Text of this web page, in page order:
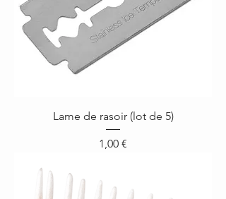
Lame de rasoir (lot de 5)
Prix
1,00 €